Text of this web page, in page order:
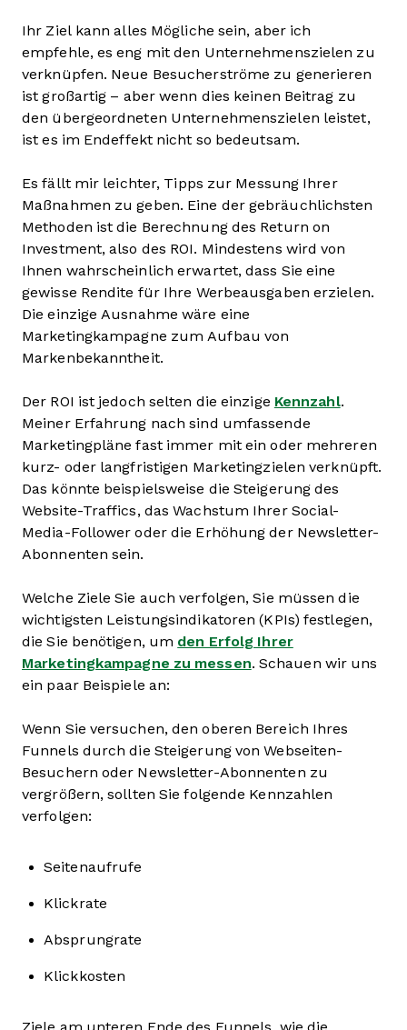
Ihr Ziel kann alles Mögliche sein, aber ich
empfehle, es eng mit den Unternehmenszielen zu
verknüpfen. Neue Besucherströme zu generieren
ist großartig – aber wenn dies keinen Beitrag zu
den übergeordneten Unternehmenszielen leistet,
ist es im Endeffekt nicht so bedeutsam.
Es fällt mir leichter, Tipps zur Messung Ihrer
Maßnahmen zu geben. Eine der gebräuchlichsten
Methoden ist die Berechnung des Return on
Investment, also des ROI. Mindestens wird von
Ihnen wahrscheinlich erwartet, dass Sie eine
gewisse Rendite für Ihre Werbeausgaben erzielen.
Die einzige Ausnahme wäre eine
Marketingkampagne zum Aufbau von
Markenbekanntheit.
Der ROI ist jedoch selten die einzige Kennzahl.
Meiner Erfahrung nach sind umfassende
Marketingpläne fast immer mit ein oder mehreren
kurz- oder langfristigen Marketingzielen verknüpft.
Das könnte beispielsweise die Steigerung des
Website-Traffics, das Wachstum Ihrer Social-
Media-Follower oder die Erhöhung der Newsletter-
Abonnenten sein.
Welche Ziele Sie auch verfolgen, Sie müssen die
wichtigsten Leistungsindikatoren (KPIs) festlegen,
die Sie benötigen, um den Erfolg Ihrer
Marketingkampagne zu messen. Schauen wir uns
ein paar Beispiele an:
Wenn Sie versuchen, den oberen Bereich Ihres
Funnels durch die Steigerung von Webseiten-
Besuchern oder Newsletter-Abonnenten zu
vergrößern, sollten Sie folgende Kennzahlen
verfolgen:
Seitenaufrufe
Klickrate
Absprungrate
Klickkosten
Ziele am unteren Ende des Funnels, wie die